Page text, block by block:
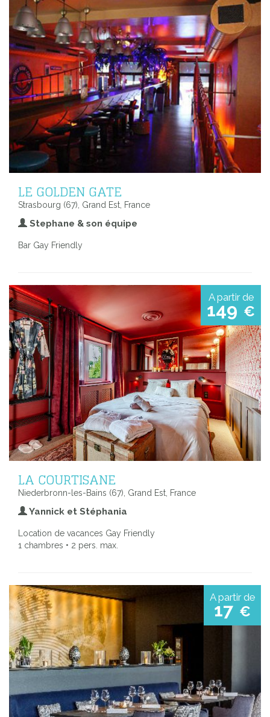
LE GOLDEN GATE
Strasbourg (67), Grand Est, France
Stephane & son équipe
Bar Gay Friendly
A partir de
149 €
LA COURTISANE
Niederbronn-les-Bains (67), Grand Est, France
Yannick et Stéphania
Location de vacances Gay Friendly
1 chambres • 2 pers. max.
A partir de
17 €